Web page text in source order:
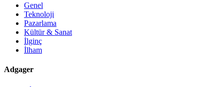
Genel
Teknoloji
Pazarlama
Kültür & Sanat
İlginç
İlham
Adgager